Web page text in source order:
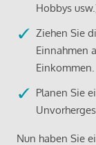
Hobbys
Ziehen Sie
Einnahmen
Einkommen.
Planen Sie
Nun haben Sie